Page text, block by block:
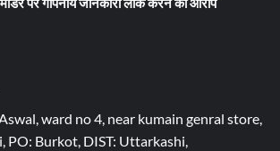
ward no 4, near kumain genral store,
PO: Burkot, DIST: Uttarkashi,